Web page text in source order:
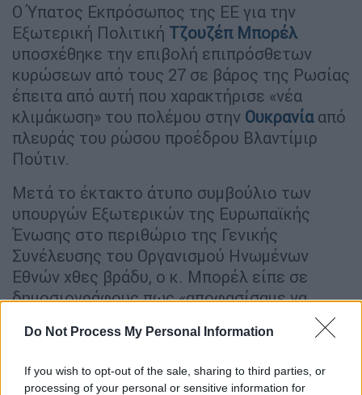
Do Not Process My Personal Information
If you wish to opt-out of the sale, sharing to third parties, or
processing of your personal or sensitive information for
Ο Ύπατος Εκπρόσωπος της ΕΕ για την
Εξωτερική Πολιτική Τζουζέπ Μπορέλ
υποσχέθηκε την επιβολή επιπρόσθετων
κυρώσεων από τους 27 σε βάρος της Ρωσίας
έπειτα από αυτή που χαρακτήρισε «νέα
κλιμάκωση» του πολέμου στην Ουκρανία από
πλευράς του ρώσου προέδρου Βλαντίμιρ
Πούτιν.
Μετά το έκτακτο άτυπο συμβούλιο των
υπουργών Εξωτερικών της Ευρωπαϊκής
Ένωσης στο περιθώριο της Γενικής
Συνέλευσης του Οργανισμού Ηνωμένων
Εθνών χθες βράδυ, ο κ. Μπορέλ είπε σε
δημοσιογράφους πως «αποφασίσαμε να
επιπρόσθεταπεριοριστικά μέτρασε βάρος
μας».